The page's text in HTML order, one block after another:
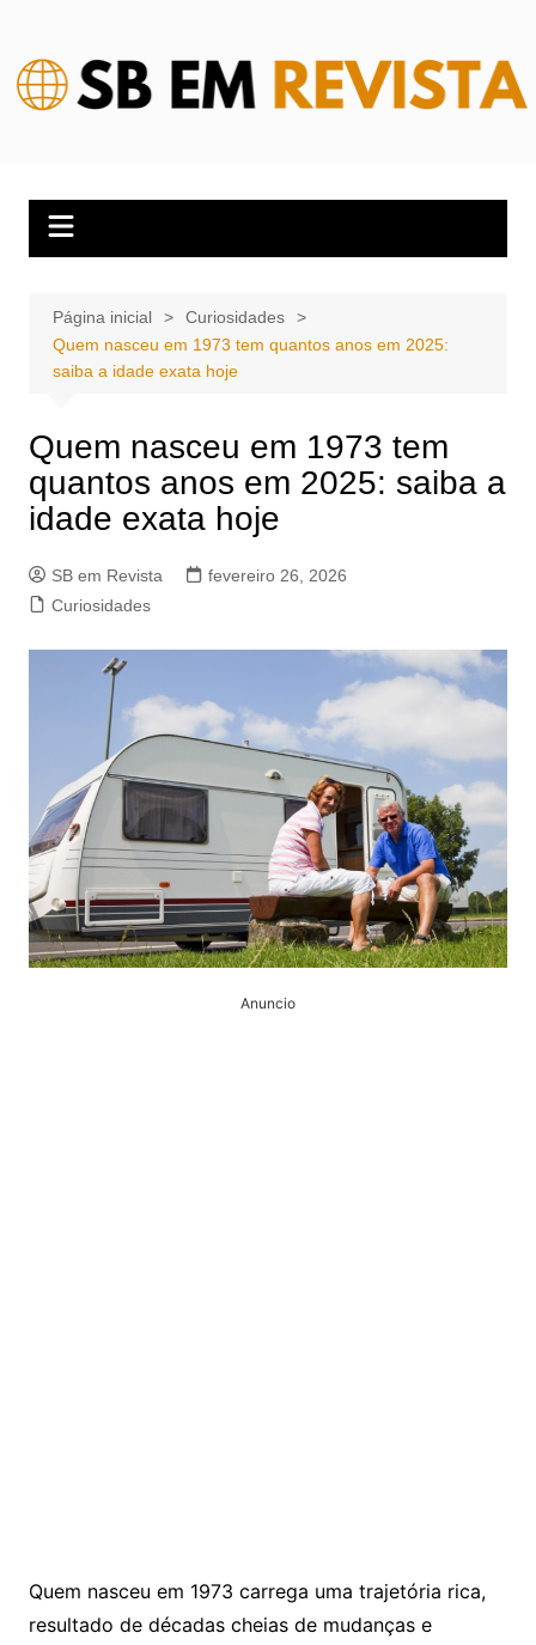
conteúdo
Página inicial
Curiosidades
Quem nasceu em 1973 tem quantos anos em 2025:
saiba a idade exata hoje
Quem nasceu em 1973 tem
quantos anos em 2025: saiba a
idade exata hoje
SB em Revista
fevereiro 26, 2026
Curiosidades
Anuncio
Quem nasceu em 1973 carrega uma trajetória rica,
resultado de décadas cheias de mudanças e